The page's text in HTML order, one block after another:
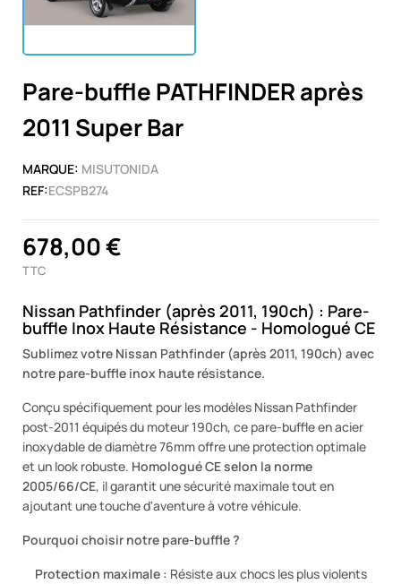
Pare-buffle PATHFINDER après
2011 Super Bar
MARQUE: MISUTONIDA
REF:ECSPB274
678,00 €
TTC
Nissan Pathfinder (après 2011, 190ch) : Pare-
buffle Inox Haute Résistance - Homologué CE
Sublimez votre Nissan Pathfinder (après 2011, 190ch) avec
notre pare-buffle inox haute résistance.
Conçu spécifiquement pour les modèles Nissan Pathfinder
post-2011 équipés du moteur 190ch, ce pare-buffle en acier
inoxydable de diamètre 76mm offre une protection optimale
et un look robuste. Homologué CE selon la norme
2005/66/CE, il garantit une sécurité maximale tout en
ajoutant une touche d'aventure à votre véhicule.
Pourquoi choisir notre pare-buffle ?
Protection maximale : Résiste aux chocs les plus violents